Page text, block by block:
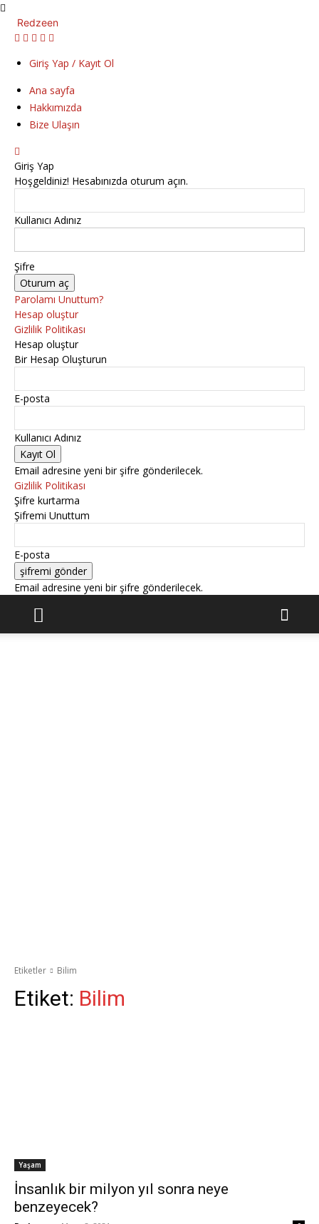
Redzeen
Giriş Yap / Kayıt Ol
Ana sayfa
Hakkımızda
Bize Ulaşın
Giriş Yap
Hoşgeldiniz! Hesabınızda oturum açın.
Kullanıcı Adınız
Şifre
Parolamı Unuttum?
Hesap oluştur
Gizlilik Politikası
Hesap oluştur
Bir Hesap Oluşturun
E-posta
Kullanıcı Adınız
Email adresine yeni bir şifre gönderilecek.
Gizlilik Politikası
Şifre kurtarma
Şifremi Unuttum
E-posta
Email adresine yeni bir şifre gönderilecek.
Etiketler Bilim
Etiket: Bilim
Yaşam
İnsanlık bir milyon yıl sonra neye
benzeyecek?